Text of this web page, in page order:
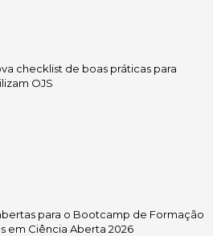
checklist de boas práticas para
OJS
para o Bootcamp de Formação
em Ciência Aberta 2026